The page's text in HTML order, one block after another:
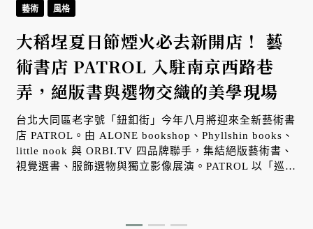
藝術 風格
大稻埕夏日節煙火必去新開店！ 藝
術書店 PATROL 入駐南京西路巷
弄，絕版書與選物交織的美學現場
台北大同區老字號「鈕釦街」今年八月將迎來全新藝術書
店 PATROL。由 ALONE bookshop、Phyllshin books、
little nook 與 ORBI.TV 四品牌聯手，集結絕版藝術書、
視覺選書、服飾選物與獨立影像展演。PATROL 以「巡